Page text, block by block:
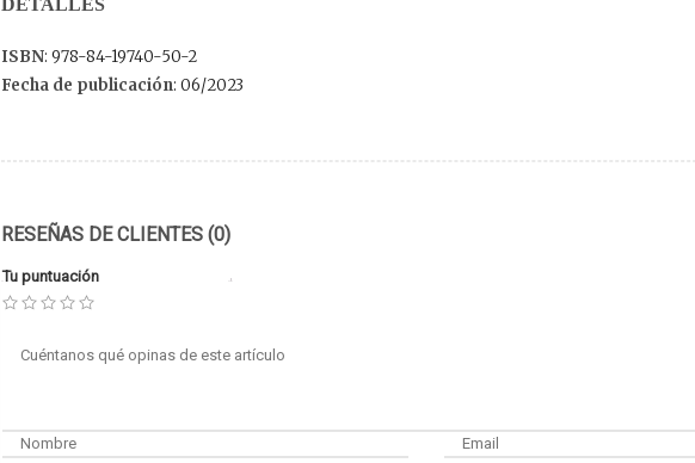
DETALLES
ISBN: 978-84-19740-50-2
Fecha de publicación: 06/2023
RESEÑAS DE CLIENTES (0)
Tu puntuación